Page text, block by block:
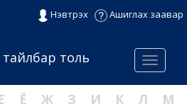
Нэвтрэх Ашиглах заавар
Menu
толь
Ё Ж З И К Л
М